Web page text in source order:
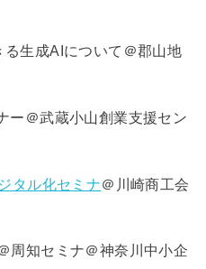
生成AIについて＠郡山地
ー＠武蔵小山創業支援セン
タル化セミナ＠川崎商工会
周知セミナ＠神奈川中小企